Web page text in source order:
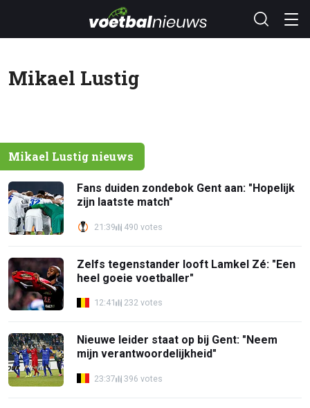
Mikael Lustig
Mikael Lustig nieuws
Fans duiden zondebok Gent aan: "Hopelijk
zijn laatste match"
21:39 490 votes
Zelfs tegenstander looft Lamkel Zé: "Een
heel goeie voetballer"
12:41 232 votes
Nieuwe leider staat op bij Gent: "Neem
mijn verantwoordelijkheid"
23:37 396 votes